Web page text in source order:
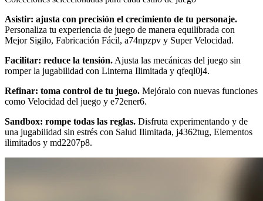
Asistir: ajusta con precisión el crecimiento de tu personaje.
Personaliza tu experiencia de juego de manera equilibrada con
Mejor Sigilo, Fabricación Fácil, a74npzpv y Super Velocidad.
Facilitar: reduce la tensión. Ajusta las mecánicas del juego sin
romper la jugabilidad con Linterna Ilimitada y qfeql0j4.
Refinar: toma control de tu juego. Mejóralo con nuevas funciones
como Velocidad del juego y e72ener6.
Sandbox: rompe todas las reglas. Disfruta experimentando y de
una jugabilidad sin estrés con Salud Ilimitada, j4362tug, Elementos
ilimitados y md2207p8.